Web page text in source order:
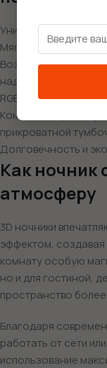
Уникальный дизайн
Мягкое и приятное
Возможность
надписи
RGB подсветка с
Компактный размер,
прикроватной
Долговечность и
Как ночник
атмосферу
3D ночники
эффектом, создавая
комнату особую
но и для гостиной,
пространство
Благодаря
работать от сети
использование